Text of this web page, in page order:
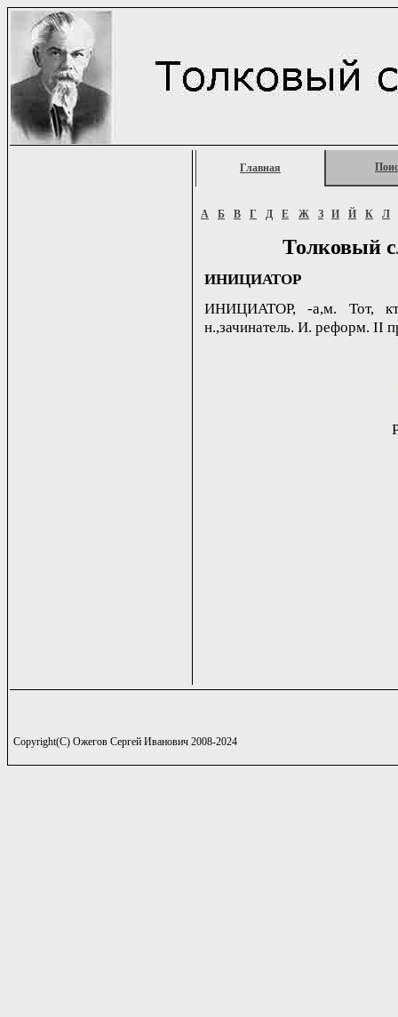
Главная
А Б В Г Д Е Ж З И Й К Л
Толковый
ИНИЦИАТОР
ИНИЦИАТОР, -а,м. Тот,
н.,зачинатель. И. реформ. II
Copyright(C) Ожегов Сергей Иванович 2008-2024